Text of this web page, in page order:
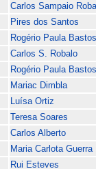
Carlos Sampaio
Pires dos Santos
Rogério Paula Bastos
Carlos S. Robalo
Rogério Paula Bastos
Mariac Dimbla
Luísa Ortiz
Teresa Soares
Carlos Alberto
Maria Carlota Guerra
Rui Esteves